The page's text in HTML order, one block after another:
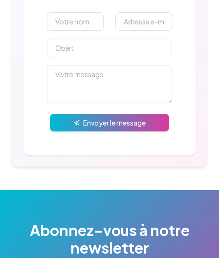
Envoyer le message
Abonnez-vous à notre
newsletter